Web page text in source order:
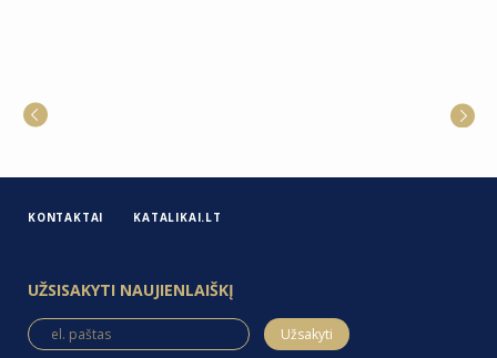
KONTAKTAI KATALIKAI.LT
UŽSISAKYTI NAUJIENLAIŠKĮ